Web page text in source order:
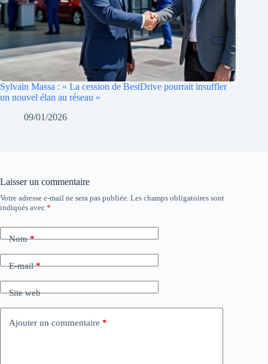
Sylvain Massa : « La cession de BestDrive pourrait insuffler
un nouvel élan au réseau »
09/01/2026
Laisser un commentaire
Votre adresse e-mail ne sera pas publiée. Les champs obligatoires sont
indiqués avec *
Nom*
E-mail*
Site web
Ajouter un commentaire *